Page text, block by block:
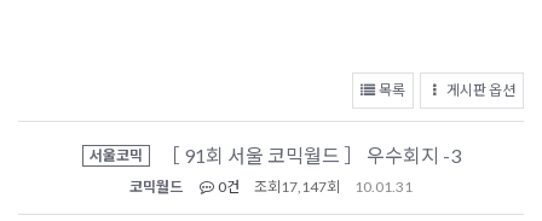
목록 게시판 옵션
서울코믹 ［ 91회 서울 코믹월드 ］ 우수회지 -3
코믹월드 0건 조회 17,147회 10.01.31